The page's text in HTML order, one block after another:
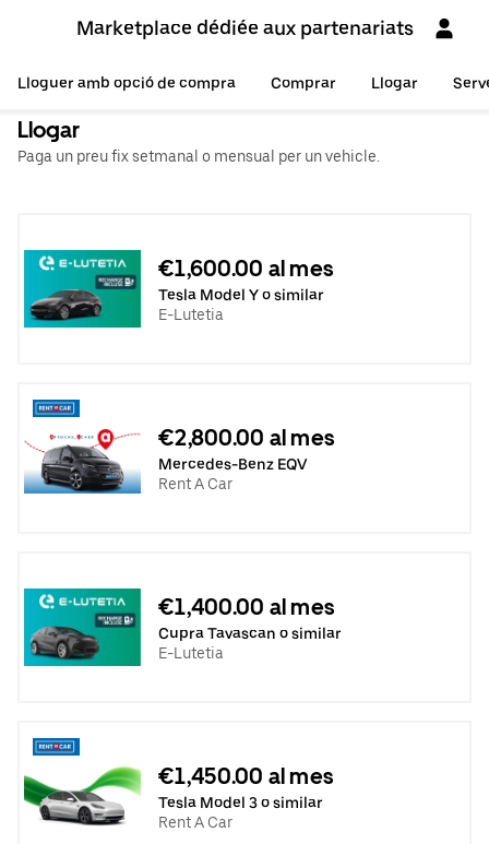
Marketplace dédiée aux partenariats
Lloguer amb opció de compra Comprar Llogar
Llogar
Paga un preu fix setmanal o mensual per un vehicle.
€1,600.00 al mes
Tesla Model Y o similar
E-Lutetia
€2,800.00 al mes
Mercedes-Benz EQV
Rent A Car
€1,400.00 al mes
Cupra Tavascan o similar
E-Lutetia
€1,450.00 al mes
Tesla Model 3 o similar
Rent A Car